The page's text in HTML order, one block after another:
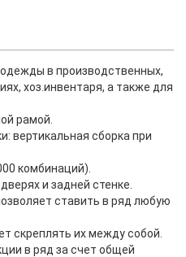
в производственных,
хоз.инвентаря, а также для
рамой.
вертикальная сборка при
комбинаций).
и задней стенке.
ставить в ряд любую
скреплять их между собой.
в ряд за счет общей